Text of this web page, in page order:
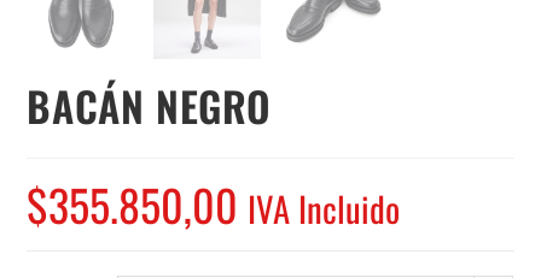
BACÁN NEGRO
$355.850,00 IVA Incluido